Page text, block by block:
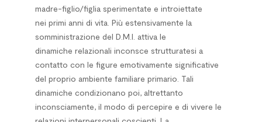
madre-figlio/figlia sperimentate e introiettate
nei primi anni di vita. Più estensivamente la
somministrazione del D.M.I. attiva le
dinamiche relazionali inconsce strutturatesi a
contatto con le figure emotivamente significative
del proprio ambiente familiare primario. Tali
dinamiche condizionano poi, altrettanto
inconsciamente, il modo di percepire e di vivere le